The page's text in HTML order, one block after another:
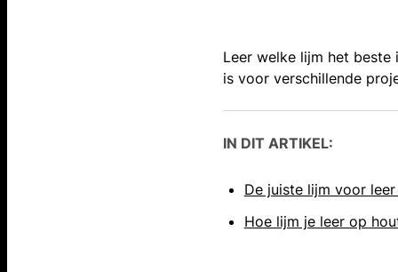
Leer welke lijm het
is voor verschillende
IN DIT ARTIKEL:
De juiste lijm voor
Hoe lijm je leer op